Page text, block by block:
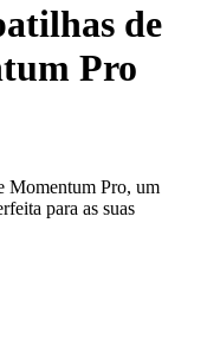
de
Pro
Momentum Pro, um
para as suas